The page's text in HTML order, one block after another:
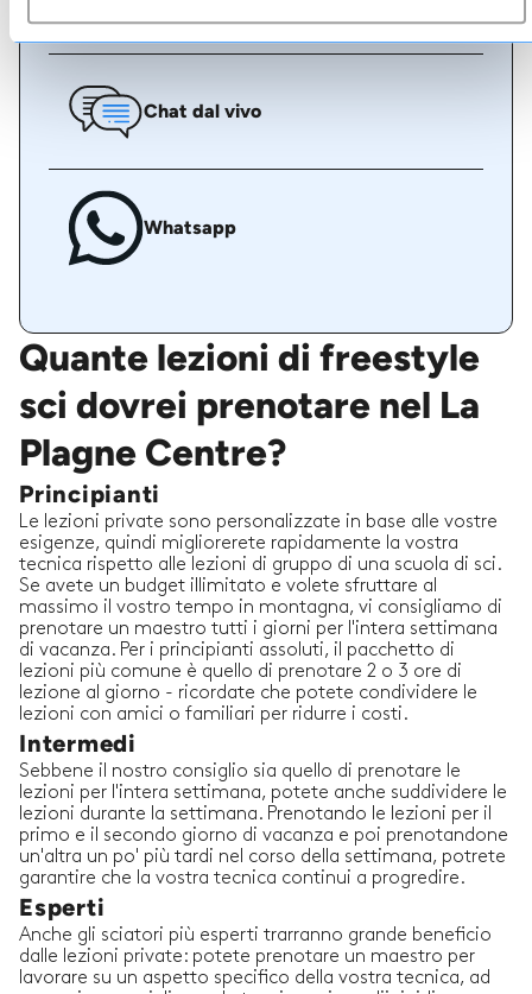
Chat dal vivo
Whatsapp
Quante lezioni di freestyle
sci dovrei prenotare nel La
Plagne Centre?
Principianti
Le lezioni private sono personalizzate in base alle vostre
esigenze, quindi migliorerete rapidamente la vostra
tecnica rispetto alle lezioni di gruppo di una scuola di sci.
Se avete un budget illimitato e volete sfruttare al
massimo il vostro tempo in montagna, vi consigliamo di
prenotare un maestro tutti i giorni per l'intera settimana
di vacanza. Per i principianti assoluti, il pacchetto di
lezioni più comune è quello di prenotare 2 o 3 ore di
lezione al giorno - ricordate che potete condividere le
lezioni con amici o familiari per ridurre i costi.
Intermedi
Sebbene il nostro consiglio sia quello di prenotare le
lezioni per l'intera settimana, potete anche suddividere le
lezioni durante la settimana. Prenotando le lezioni per il
primo e il secondo giorno di vacanza e poi prenotandone
un'altra un po' più tardi nel corso della settimana, potrete
garantire che la vostra tecnica continui a progredire.
Esperti
Anche gli sciatori più esperti trarranno grande beneficio
dalle lezioni private: potete prenotare un maestro per
lavorare su un aspetto specifico della vostra tecnica, ad